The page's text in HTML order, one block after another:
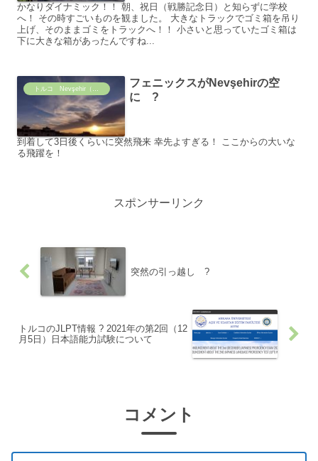
かなりダイナミック！！ 朝、祝日（戦勝記念日）と知らずに学校
へ！ その時すごいものを観ました。 大きなトラックでゴミ箱を吊り
上げ、そのままゴミをトラックへ！！ 小さいと思っていたゴミ箱は
下に大きな箱があったんですね...
フェニックスがNevşehirの空
に ?
到着して3日後くらいに突然飛来 幸先よすぎる！ ここからの大いな
る飛躍を！
スポンサーリンク
突然の引っ越し ?
トルコのJLPT情報 ? 2021年の第2回（12
月5日）日本語能力試験について
コメント